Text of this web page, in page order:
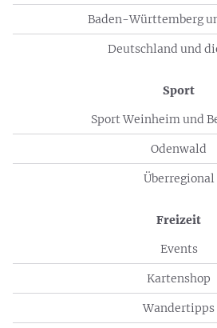
Baden-Württemberg
Deutschland und
Sport
Sport Weinheim und
Odenwald
Überregional
Freizeit
Events
Kartenshop
Wandertipps